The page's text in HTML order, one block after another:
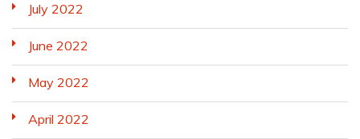
July 2022
June 2022
May 2022
April 2022